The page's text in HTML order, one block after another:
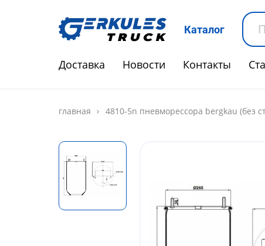
Каталог
Доставка Новости Контакты
главная 4810-5n пневморессора bergkau (без